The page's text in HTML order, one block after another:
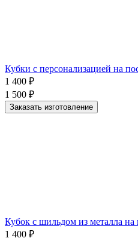
Кубки с персонализацией на
1 400 ₽
1 500 ₽
Заказать изготовление
Кубок с шильдом из металла на
1 400 ₽